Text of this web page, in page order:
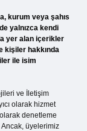
kurum veya şahıs
yalnızca kendi
yer alan içerikler
kişiler hakkında
ile isim
ve İletişim
olarak hizmet
denetleme
Ancak, üyelerimiz